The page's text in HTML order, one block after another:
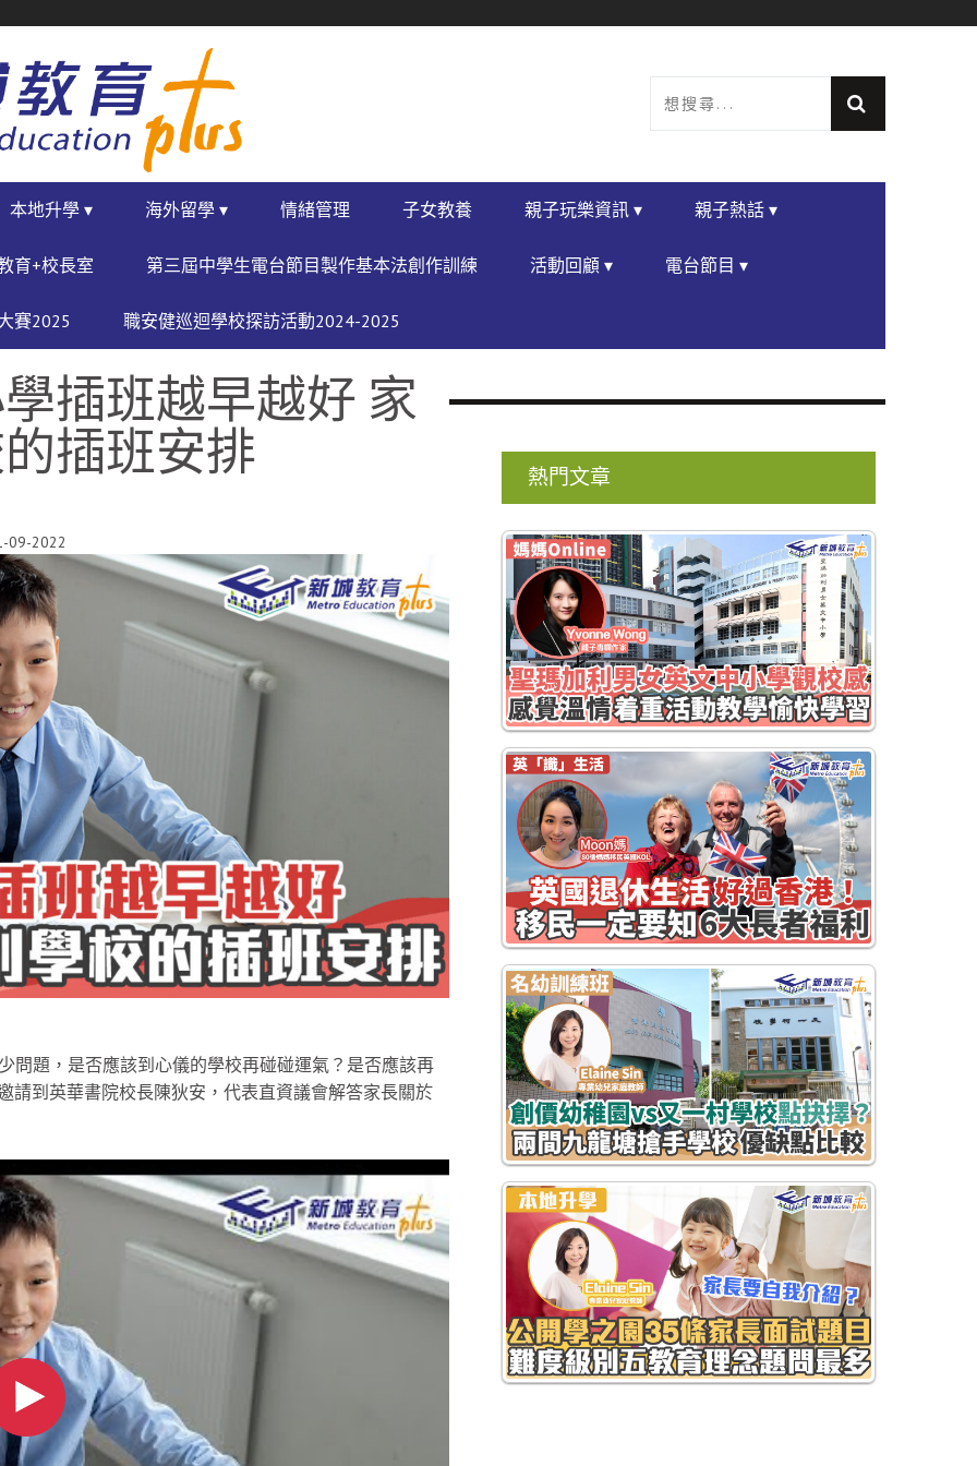
本地升學 ▾ 海外留學 ▾ 情緒管理 子女教養 親子玩樂資訊 ▾ 親子熱話 ▾
育+校長室 第三屆中學生電台節目製作基本法創作訓練 活動回顧 ▾ 電台節目 ▾
賽2025 職安健巡迴學校探訪活動2024-2025
插班越早越好 家
插班安排
09-2022
問題，是否應該到心儀的學校再碰碰運氣？是否應該再
請到英華書院校長陳狄安，代表直資議會解答家長關於
熱門文章